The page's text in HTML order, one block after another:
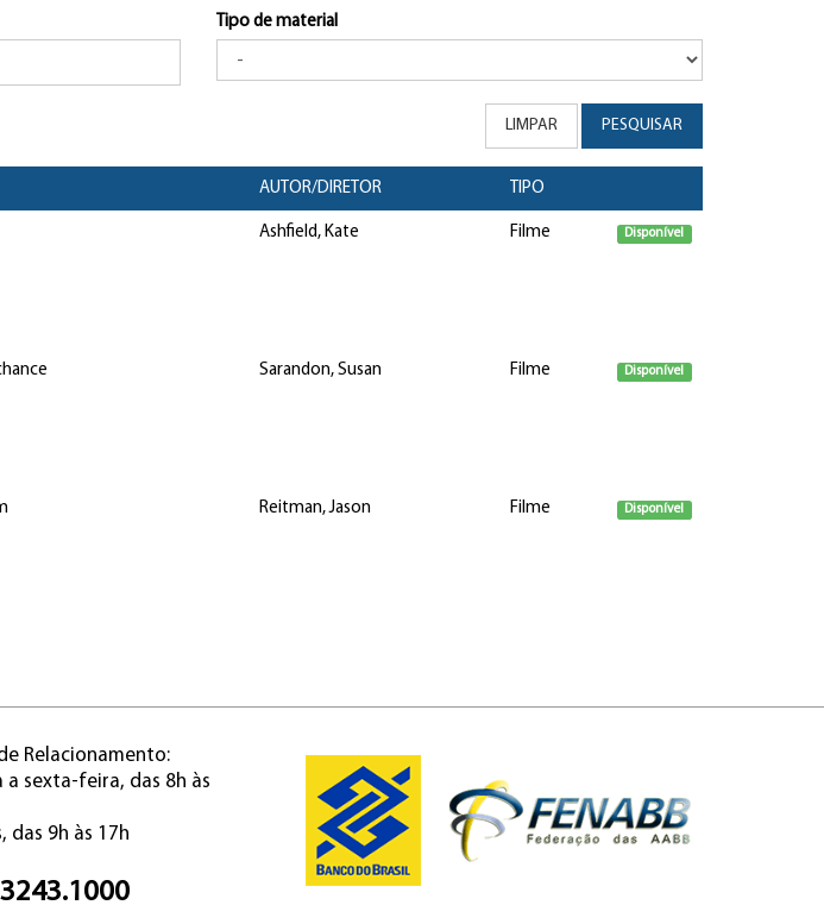
Tipo de material
LIMPAR PESQUISAR
AUTOR/DIRETOR TIPO
Ashfield, Kate Filme Disponível
Sarandon, Susan Filme Disponível
Reitman, Jason Filme Disponível
Relacionamento:
a sexta-feira, das 8h às
das 9h às 17h